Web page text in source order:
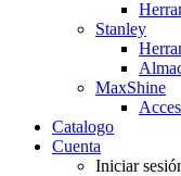
Stanley
MaxShine
Catalogo
Cuenta
Iniciar